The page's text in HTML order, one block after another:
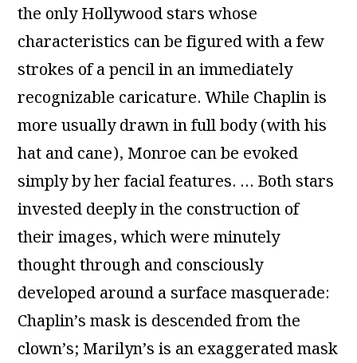
the only Hollywood stars whose
characteristics can be figured with a few
strokes of a pencil in an immediately
recognizable caricature. While Chaplin is
more usually drawn in full body (with his
hat and cane), Monroe can be evoked
simply by her facial features. … Both stars
invested deeply in the construction of
their images, which were minutely
thought through and consciously
developed around a surface masquerade:
Chaplin’s mask is descended from the
clown’s; Marilyn’s is an exaggerated mask